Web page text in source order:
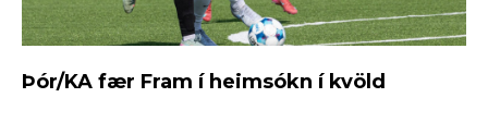
Þór/KA fær Fram í heimsókn í kvöld